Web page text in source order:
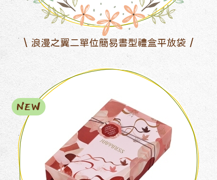
浪漫之翼二單位簡易書型禮盒平放袋
NEW